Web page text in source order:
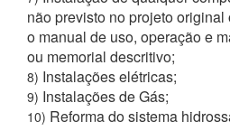
não previsto no projeto
o manual de uso, operação e
ou memorial descritivo;
8) Instalações elétricas;
9) Instalações de Gás;
10) Reforma do sistema